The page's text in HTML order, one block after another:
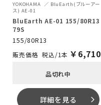
YOKOHAMA
BluEarth(ブルーアー
ス) AE-01
BluEarth AE-01 155/80R13
79S
155/80R13
税込/1本 ￥ 6,710
品切れ中
詳細を見る arrow_forward_ios